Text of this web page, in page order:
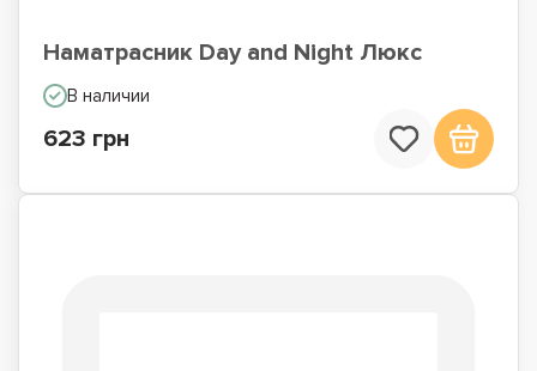
Наматрасник Day and Night Люкс
В наличии
623 грн